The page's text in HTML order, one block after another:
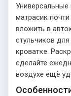
Универсальные
матрасик
вложить в
стульчиков
кроватке.
сделайте
воздухе ещё